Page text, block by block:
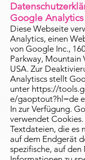
Google Analytics
Diese Webseite
Analytics, einen
von Google Inc.,
Parkway, Mountain
USA. Zur
Analytiscs stellt
unter https://
e/gaoptout?hl=de
In zur Verfügung.
verwendet
Textdateien, die es
auf dem Endgerät
spezifische, auf